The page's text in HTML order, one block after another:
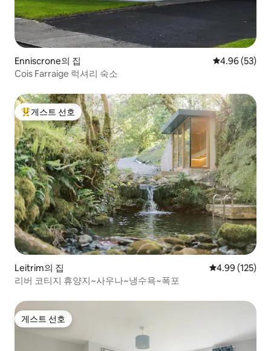
Enniscrone의 집 평점 4.96점(5
4.96 (53)
Cois Farraige 럭셔리 숙소
상위 게스트 선호
게스트 선호
Leitrim의 집 평점 4.99점(5
4.99 (125)
리버 코티지 휴양지~사우나~냉수욕~폭포
게스트 선호
게스트 선호